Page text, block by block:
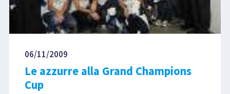
06/11/2009
Le azzurre alla Grand Champions
Cup